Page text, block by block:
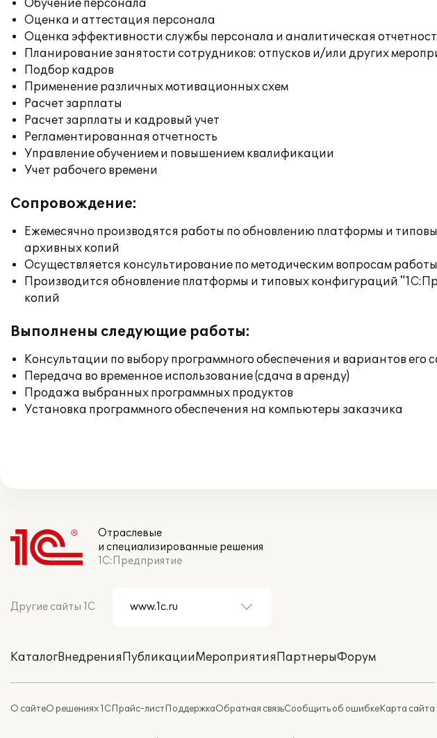
Обучение персонала
Оценка и аттестация персонала
Оценка эффективности службы персонала и аналитическая
Планирование занятости сотрудников: отпусков и/или других
Подбор кадров
Применение различных мотивационных схем
Расчет зарплаты
Расчет зарплаты и кадровый учет
Регламентированная отчетность
Управление обучением и повышением квалификации
Учет рабочего времени
Сопровождение:
Ежемесячно производятся работы по обновлению платформы и
архивных копий
Осуществляется консультирование по методическим вопросам
Производится обновление платформы и типовых конфигураций
копий
Выполнены следующие работы:
Консультации по выбору программного обеспечения и вариантов его
Передача во временное использование (сдача в аренду)
Продажа выбранных программных продуктов
Установка программного обеспечения на компьютеры заказчика
Отраслевые
и специализированные решения
1С:Предприятие
Другие сайты 1С
КаталогВнедренияПубликацииМероприятияПартнерыФорум
О сайтеО решениях 1СПрайс-листПоддержкаОбратная связьСообщить об ошибкеКарта сайта